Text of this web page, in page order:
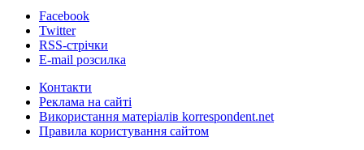
Facebook
Twitter
RSS-стрічки
E-mail розсилка
Контакти
Реклама на сайті
Використання матеріалів korrespondent.net
Правила користування сайтом